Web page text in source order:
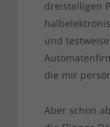
dreistelligen
und
die mir
Aber schon